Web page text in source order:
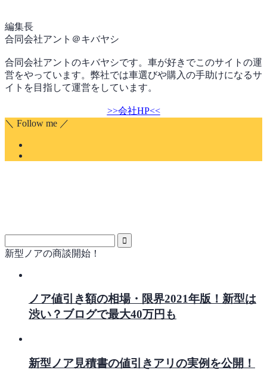
編集長
合同会社アント＠キバヤシ
合同会社アントのキバヤシです。車が好きでこのサイトの運
営をやっています。弊社では車選びや購入の手助けになるサ
イトを目指して運営をしています。
>>会社HP<<
＼ Follow me ／
新型ノアの商談開始！
ノア値引き額の相場・限界2021年版！新型は
渋い？ブログで最大40万円も
新型ノア見積書の値引きアリの実例を公開！